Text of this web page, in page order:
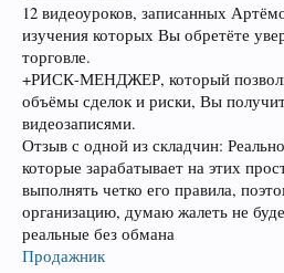
12 видеоуроков, записанных
изучения которых Вы обретёте
торговле.
+РИСК-МЕНДЖЕР, который
объёмы сделок и риски, Вы
видеозаписями.
Отзыв с одной из складчин:
которые зарабатывает на этих
выполнять четко его правила,
организацию, думаю жалеть не
реальные без обмана
Продажник